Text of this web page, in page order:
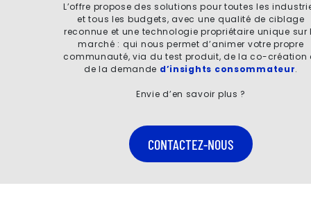
L’offre propose des solutions pour toutes les
et tous les budgets, avec une qualité de ciblage
reconnue et une technologie propriétaire unique sur
marché : qui nous permet d’animer votre propre
communauté, via du test produit, de la co-création
de la demande d’insights consommateur.
Envie d’en savoir plus ?
CONTACTEZ-NOUS